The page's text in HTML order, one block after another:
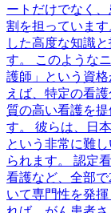
ートだけでなく
割を担っていま
した高度な知識
す。 このような
護師」という資
えば、特定の看
質の高い看護を
す。 彼らは、日
という非常に難
られます。 認定
看護など、全部
いて専門性を発